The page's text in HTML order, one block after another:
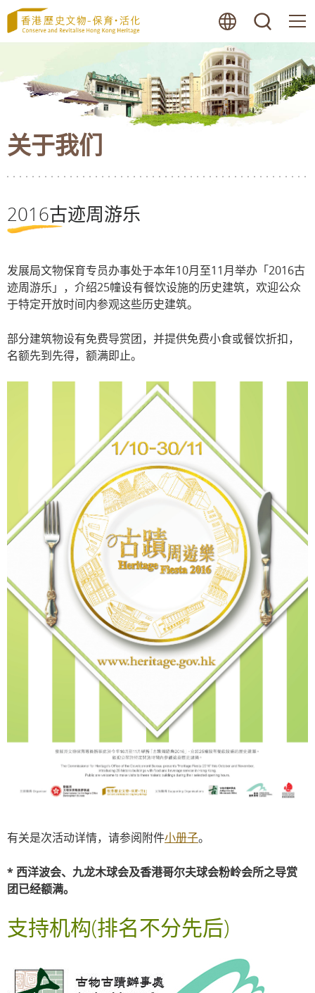
至
内
容
始
关于我们
2016古迹周游乐
发展局文物保育专员办事处于本年10月至11月举办「2016古
迹周游乐」，介绍25幢设有餐饮设施的历史建筑，欢迎公众
于特定开放时间内参观这些历史建筑。
部分建筑物设有免费导赏团，并提供免费小食或餐饮折扣，
名额先到先得，额满即止。
有关是次活动详情，请参阅附件小册子。
* 西洋波会、九龙木球会及香港哥尔夫球会粉岭会所之导赏
团已经额满。
支持机构(排名不分先后)